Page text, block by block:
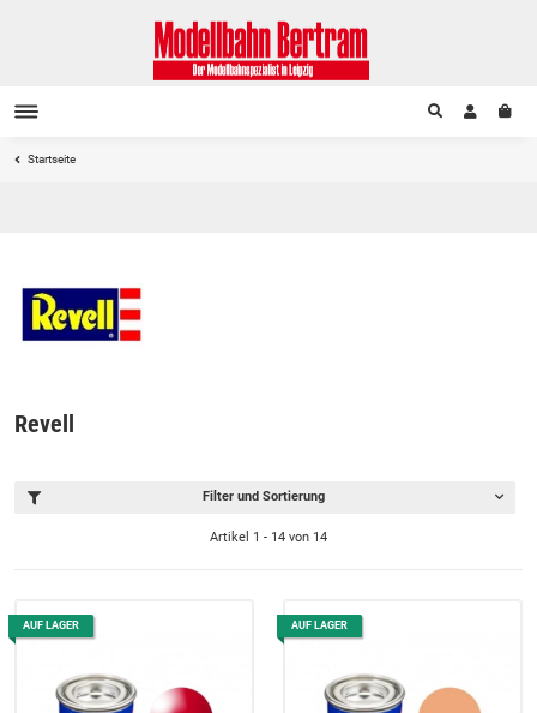
Startseite
Revell
Filter und Sortierung
Artikel 1 - 14 von 14
AUF LAGER AUF LAGER